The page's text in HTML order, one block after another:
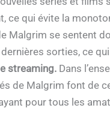
ce qui évite la
Malgrim se sentent
sorties, ce qui
streaming. Dans
de Malgrim font de
pour tous les